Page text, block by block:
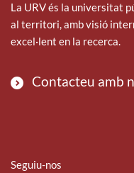
La URV és la universitat
al territori, amb visió
excel·lent en la recerca.
Contacteu amb
Seguiu-nos